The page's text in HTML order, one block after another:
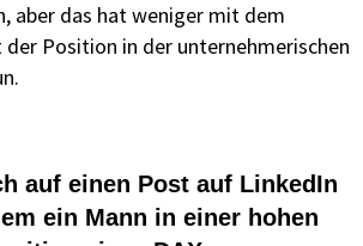
aber das hat weniger mit dem
der Position in der unternehmerischen
auf einen Post auf LinkedIn
ein Mann in einer hohen